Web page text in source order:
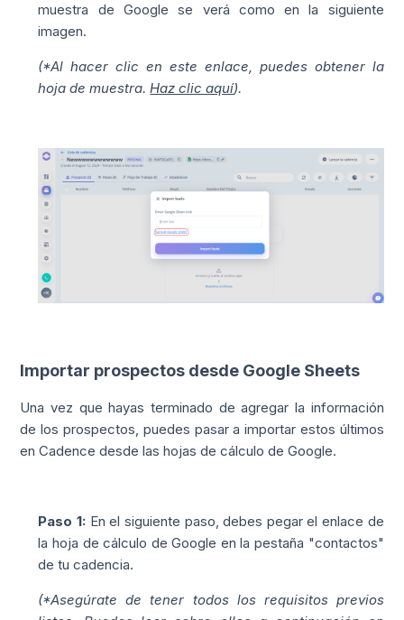
muestra de Google se verá como en la siguiente
imagen.
(*Al hacer clic en este enlace, puedes obtener la
hoja de muestra.Haz clic aquí).
Importar prospectos desde Google Sheets
Una vez que hayas terminado de agregar la información
de los prospectos, puedes pasar a importar estos últimos
en Cadence desde las hojas de cálculo de Google.
Paso 1: En el siguiente paso, debes pegar el enlace de
la hoja de cálculo de Google en la pestaña "contactos"
de tu cadencia.
(*Asegúrate de tener todos los requisitos previos